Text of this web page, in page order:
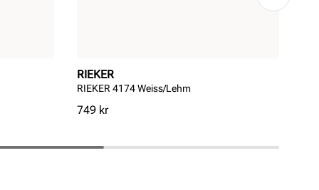
RIEKER
RIEKER 4174 Weiss/Lehm
Pris
749 kr